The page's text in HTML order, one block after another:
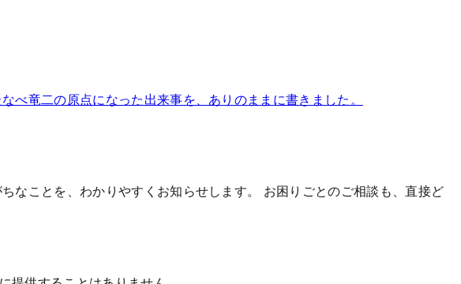
べ竜二の原点になった出来事を、ありのままに書きました。
なことを、わかりやすくお知らせします。 お困りごとのご相談も、直接ど